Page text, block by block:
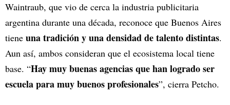
Waintraub, que vio de cerca la industria publicitaria
argentina durante una década, reconoce que Buenos Aires
tiene una tradición y una densidad de talento distintas.
Aun así, ambos consideran que el ecosistema local tiene
base. “Hay muy buenas agencias que han logrado ser
escuela para muy buenos profesionales”, cierra Petcho.